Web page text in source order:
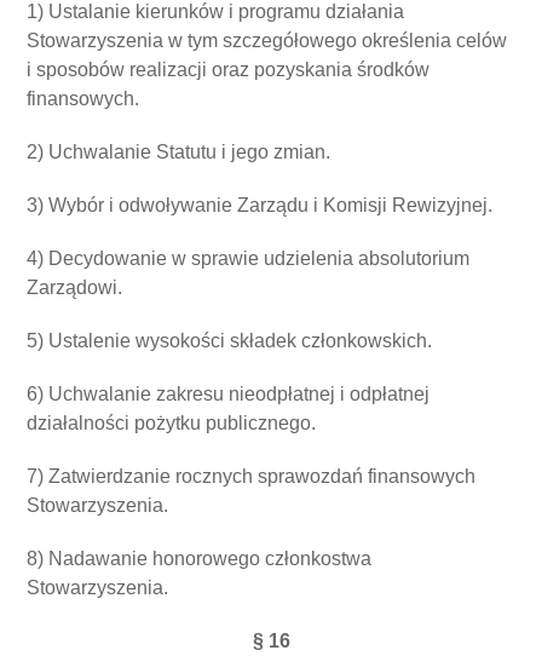
1) Ustalanie kierunków i programu działania
Stowarzyszenia w tym szczegółowego określenia celów
i sposobów realizacji oraz pozyskania środków
finansowych.
2) Uchwalanie Statutu i jego zmian.
3) Wybór i odwoływanie Zarządu i Komisji Rewizyjnej.
4) Decydowanie w sprawie udzielenia absolutorium
Zarządowi.
5) Ustalenie wysokości składek członkowskich.
6) Uchwalanie zakresu nieodpłatnej i odpłatnej
działalności pożytku publicznego.
7)Zatwierdzanie rocznych sprawozdań finansowych
Stowarzyszenia.
8) Nadawanie honorowego członkostwa
Stowarzyszenia.
§ 16